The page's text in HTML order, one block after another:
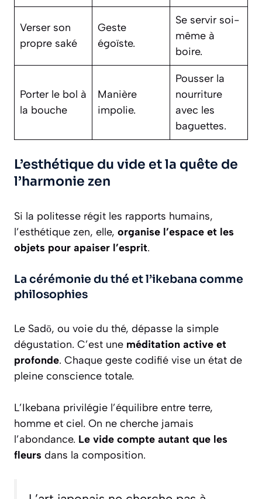
Verser son
propre saké
Geste
égoïste.
Se servir soi-
même à
boire.
Porter le bol à
la bouche
Manière
impolie.
Pousser la
nourriture
avec les
baguettes.
L’esthétique du vide et la quête de
l’harmonie zen
Si la politesse régit les rapports humains,
l’esthétique zen, elle, organise l’espace et les
objets pour apaiser l’esprit.
La cérémonie du thé et l’ikebana comme
philosophies
Le Sadō, ou voie du thé, dépasse la simple
dégustation. C’est une méditation active et
profonde. Chaque geste codifié vise un état de
pleine conscience totale.
L’Ikebana privilégie l’équilibre entre terre,
homme et ciel. On ne cherche jamais
l’abondance. Le vide compte autant que les
fleurs dans la composition.